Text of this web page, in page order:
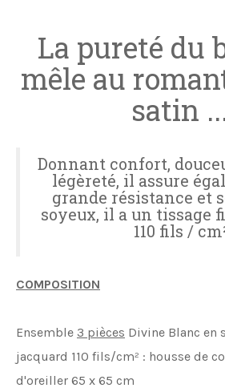
La pureté du
mêle au
satin
Donnant confort,
légèreté, il assure
grande résistance et
soyeux, il a un tissage
110 fils /
COMPOSITION
Ensemble 3 pièces Divine Blanc en
jacquard 110 fils/cm² : housse de
d'oreiller 65 x 65 cm